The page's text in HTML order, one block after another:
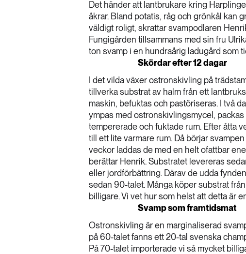
Det händer att lantbrukare kring
åkrar. Bland potatis, råg och grönkål kan
väldigt roligt, skrattar svampodlaren
Fungigården tillsammans med sin fru
ton svamp i en hundraårig ladugård som
Skördar efter 12 dagar
I det vilda växer ostronskivling på
tillverka substrat av halm från ett
maskin, befuktas och pastöriseras. I två
ympas med ostronskivlingsmycel,
tempererade och fuktade rum. Efter åtta
till ett lite varmare rum. Då börjar
veckor laddas de med en helt ofattbar
berättar Henrik. Substratet levereras
eller jordförbättring. Därav de udda
sedan 90-talet. Många köper substrat
billigare. Vi vet hur som helst att detta är
Svamp som framtidsmat
Ostronskivling är en marginaliserad
på 60-talet fanns ett 20-tal svenska
På 70-talet importerade vi så mycket